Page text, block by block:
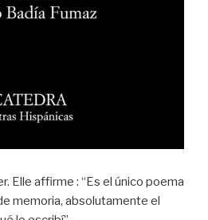
Elle affirme : “Es el único poema
memoria, absolutamente el